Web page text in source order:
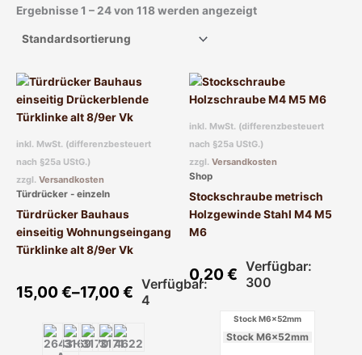
Ergebnisse 1 – 24 von 118 werden angezeigt
inkl. MwSt. (differenzbesteuert
nach §25a UStG.)
zzgl. Versandkosten
Türdrücker - einzeln
Türdrücker Bauhaus
einseitig Wohnungseingang
Türklinke alt 8/9er Vk
15,00€–17,00€ Verfügbar:
4
Dieses
Produkt
weist
Varianten
Die
auf
gewählt
inkl. MwSt. (differenzbesteuert
nach §25a UStG.)
zzgl. Versandkosten
Shop
Stockschraube metrisch
Holzgewinde Stahl M4 M5
M6
0,20€ Verfügbar:
300
Dieses
Produkt
Varianten
auf.
Optionen
können
Produktseite
Stock M6x52mm
Stock M6x52mm